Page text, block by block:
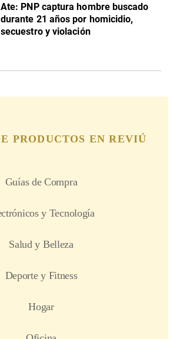
Ate: PNP captura hombre buscado
durante 21 años por homicidio,
secuestro y violación